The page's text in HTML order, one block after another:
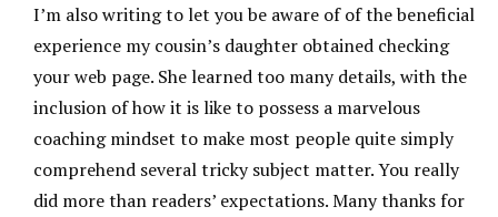
I’m also writing to let you be aware of of the beneficial
experience my cousin’s daughter obtained checking
your web page. She learned too many details, with the
inclusion of how it is like to possess a marvelous
coaching mindset to make most people quite simply
comprehend several tricky subject matter. You really
did more than readers’ expectations. Many thanks for